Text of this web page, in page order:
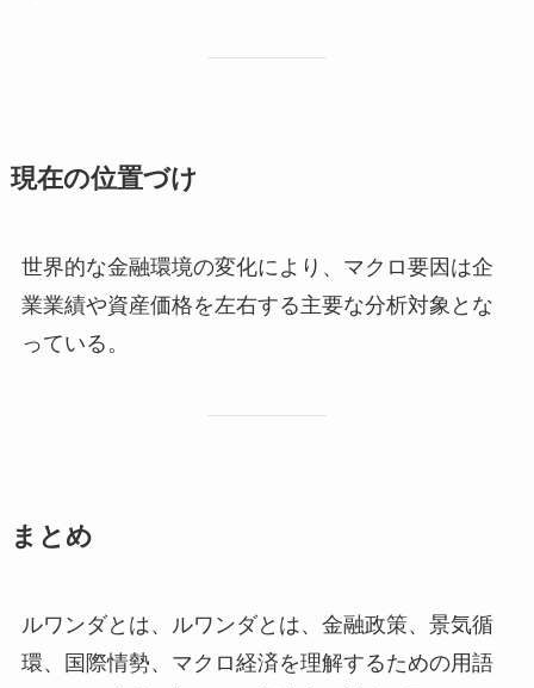
現在の位置づけ
世界的な金融環境の変化により、マクロ要因は企
業業績や資産価格を左右する主要な分析対象とな
っている。
まとめ
ルワンダとは、ルワンダとは、金融政策、景気循
環、国際情勢、マクロ経済を理解するための用語